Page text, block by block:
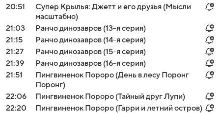
20:51
Супер Крылья: Джетт и его друзья (Мысли
масштабно)
21:03
Ранчо динозавров (13-я серия)
21:15
Ранчо динозавров (14-я серия)
21:27
Ранчо динозавров (15-я серия)
21:39
Ранчо динозавров (16-я серия)
21:51
Пингвиненок Пороро (День в лесу Поронг
Поронг)
22:06
Пингвиненок Пороро (Тайный друг Лупи)
22:20
Пингвиненок Пороро (Гарри и летний остров)